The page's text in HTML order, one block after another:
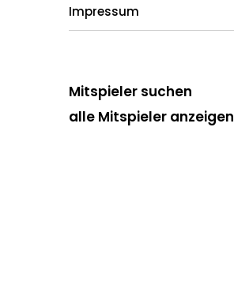
Impressum
Mitspieler suchen
alle Mitspieler anzeigen